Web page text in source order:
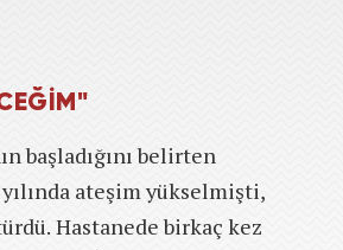
başladığını belirten
ateşim yükselmişti,
Hastanede birkaç kez